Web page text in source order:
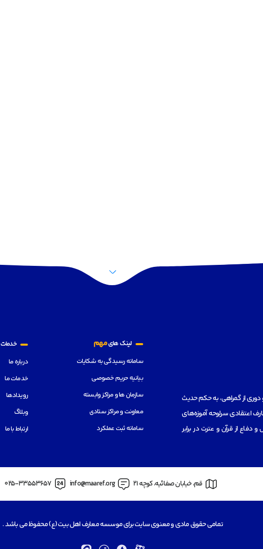
دوری از گمراهی، به حکم حدیث
اعتقادی سرلوحه آموزه‌های
و پژوهش و دفاع از قرآن و عترت در برابر
لینک هایمهم
سامانه رسیدگی به شکایات
بیانیه حریم خصوصی
سازمان ها و مراکز وابسته
معاونت و مراکز ستادی
سامانه ثبت عملکرد
خدمات
درباره ما
خدمات ما
رویدادها
وبلاگ
ارتباط با ما
قم، خیابان صفائیه، کوچه 21 info@maaref.org
025-33553657
تمامی حقوق مادی و معنوی سایت برای موسسه معارف اهل بیت (ع) محفوظ می باشد .